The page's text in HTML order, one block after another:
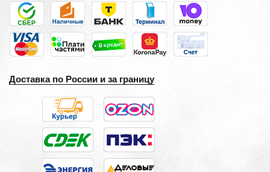
Доставка по России и за границу